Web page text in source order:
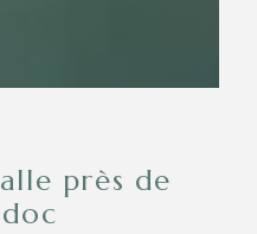
près de